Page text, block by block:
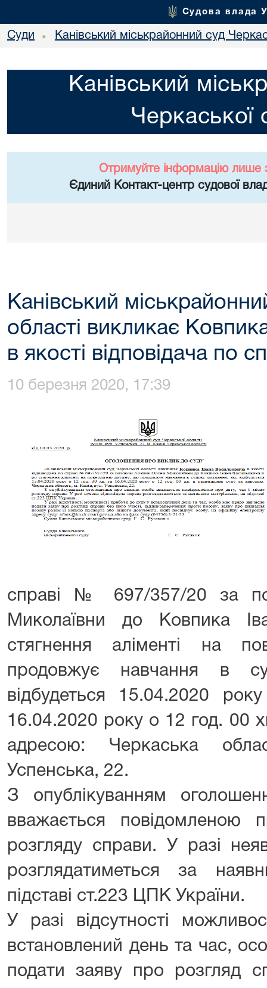
Судова влада
Суди • Канівський міськрайонний суд
Канівський
Черкаської
Отримуйте інформацію лише
Єдиний Контакт-центр судової
Канівський
області викликає
в якості відповідача по
10 березня 2020, 17:39
справі № 697/357/20 за
Миколаївни до Ковпика
стягнення аліменті на
продовжує навчання в
відбудеться 15.04.2020
16.04.2020 року о 12 год. 00
адресою: Черкаська
Успенська, 22.
З опублікуванням
вважається повідомленою
розгляду справи. У разі
розглядатиметься за
підставі ст.223 ЦПК України.
У разі відсутності
встановлений день та час,
подати заяву про розгляд